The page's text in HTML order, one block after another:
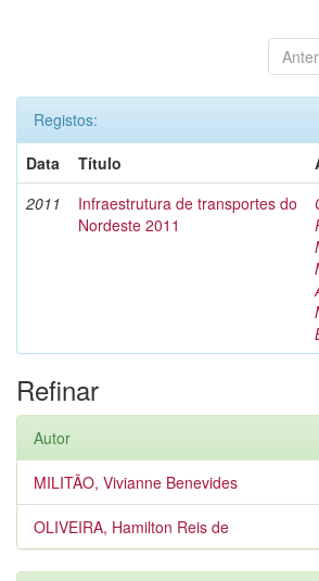
Registos:
Data
Título
2011
Infraestrutura de transportes do
Nordeste 2011
Refinar
Autor
MILITÃO, Vivianne Benevides
OLIVEIRA, Hamilton Reis de